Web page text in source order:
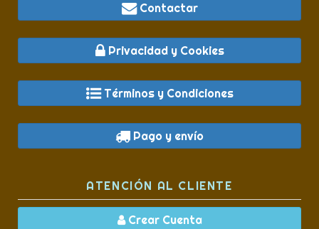
Contactar
Privacidad y Cookies
Términos y Condiciones
Pago y envío
ATENCIÓN AL CLIENTE
Crear Cuenta